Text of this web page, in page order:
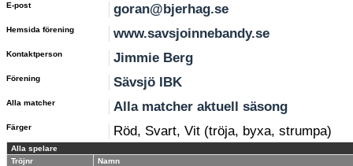
E-post goran@bjerhag.se
Hemsida förening www.savsjoinnebandy.se
Kontaktperson Jimmie Berg
Förening Sävsjö IBK
Alla matcher Alla matcher aktuell säsong
Färger Röd, Svart, Vit (tröja, byxa, strumpa)
Alla spelare
Tröjnr
Namn